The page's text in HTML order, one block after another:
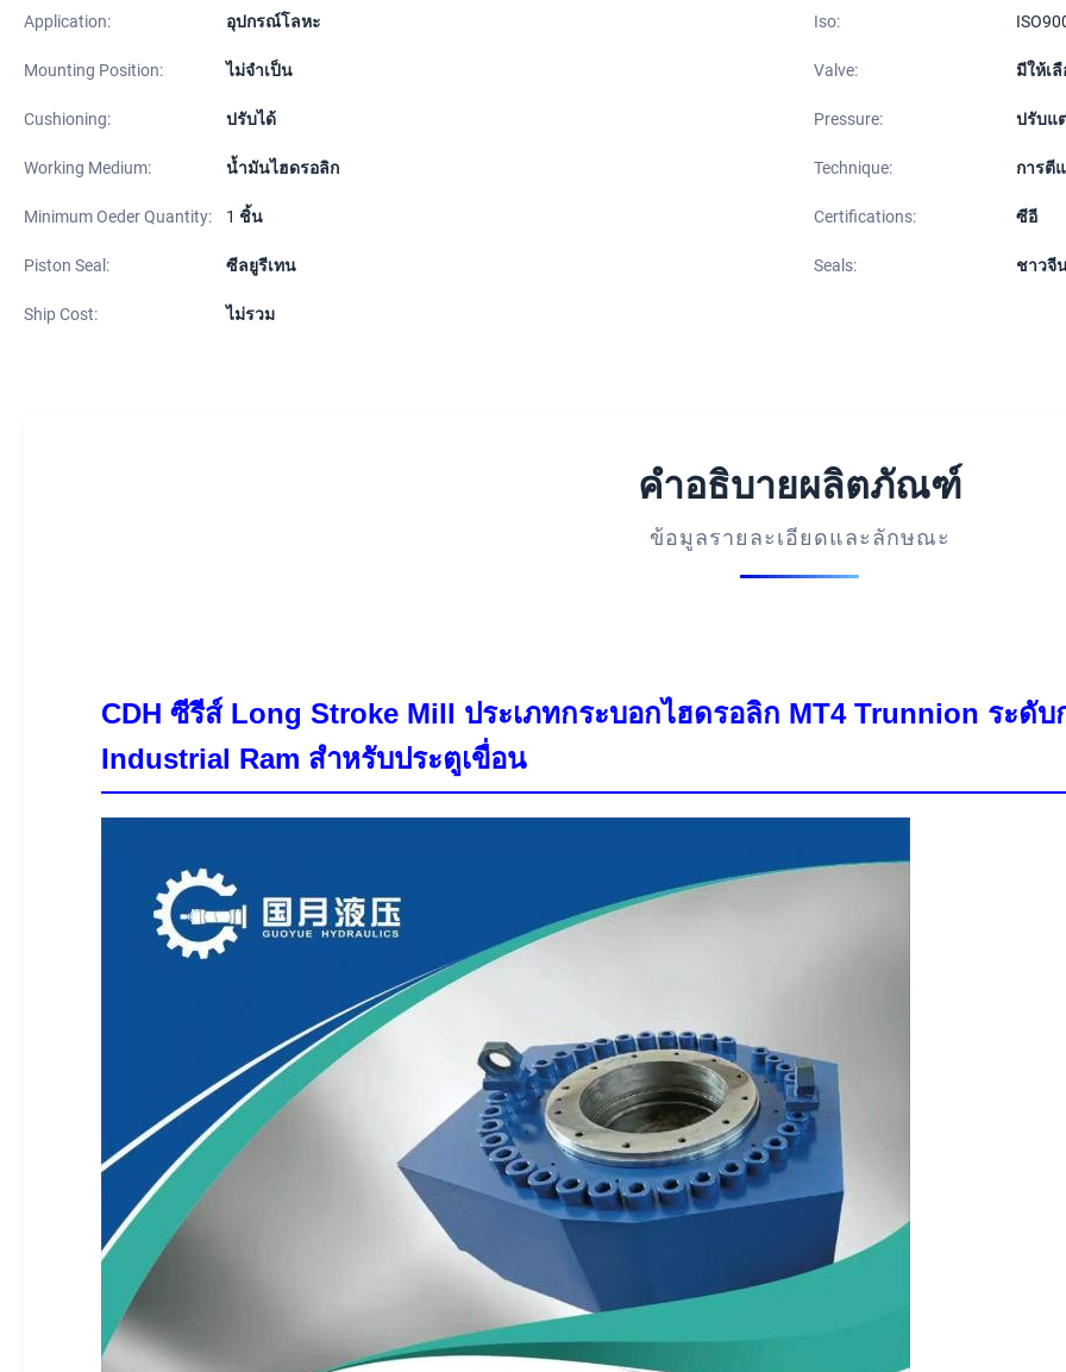
Application: อุปกรณ์โลหะ Iso:
Mounting Position: ไม่จำเป็น Valve: มีให้เ
Cushioning: ปรับได้ Pressure: ปรับแ
Working Medium: น้ำมันไฮดรอลิก Technique: การตี
Minimum Oeder Quantity: 1 ชิ้น Certifications: ซีอี
Piston Seal: ซีลยูรีเทน Seals: ชาวจี
Ship Cost: ไม่รวม
คำอธิบายผลิตภัณฑ์
ข้อมูลรายละเอียดและลักษณะ
CDH ซีรีส์ Long Stroke Mill ประเภทกระบอกไฮดรอลิก MT4 Trunnion ระดั
Industrial Ram สำหรับประตูเขื่อน